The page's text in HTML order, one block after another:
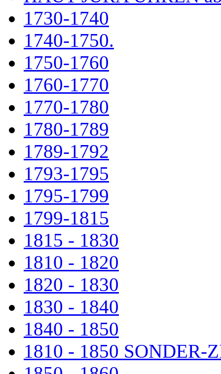
1730-1740
1740-1750.
1750-1760
1760-1770
1770-1780
1780-1789
1789-1792
1793-1795
1795-1799
1799-1815
1815 - 1830
1810 - 1820
1820 - 1830
1830 - 1840
1840 - 1850
1810 - 1850 SONDER-